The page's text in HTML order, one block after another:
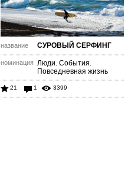
название СУРОВЫЙ СЕРФИНГ
номинация Люди. События.
Повседневная жизнь
21 1 3399